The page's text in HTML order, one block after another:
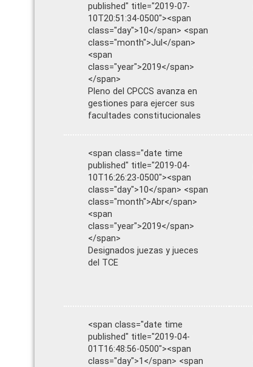
published" title="2019-07-
10T20:51:34-0500"><span
class="day">10</span> <span
class="month">Jul</span>
<span
class="year">2019</span>
</span>
Pleno del CPCCS avanza en
gestiones para ejercer sus
facultades constitucionales
<span class="date time
published" title="2019-04-
10T16:26:23-0500"><span
class="day">10</span> <span
class="month">Abr</span>
<span
class="year">2019</span>
</span>
Designados juezas y jueces
del TCE
<span class="date time
published" title="2019-04-
01T16:48:56-0500"><span
class="day">1</span> <span